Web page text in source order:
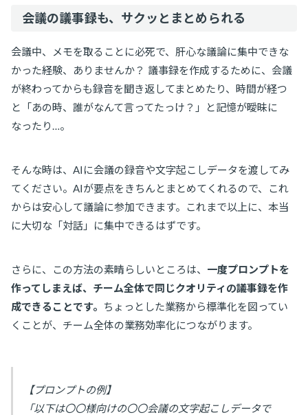
会議の議事録も、サクッとまとめられる
会議中、メモを取ることに必死で、肝心な議論に集中できな
かった経験、ありませんか？ 議事録を作成するために、会議
が終わってからも録音を聞き返してまとめたり、時間が経つ
と「あの時、誰がなんて言ってたっけ？」と記憶が曖昧に
なったり…。
そんな時は、AIに会議の録音や文字起こしデータを渡してみ
てください。AIが要点をきちんとまとめてくれるので、これ
からは安心して議論に参加できます。これまで以上に、本当
に大切な「対話」に集中できるはずです。
さらに、この方法の素晴らしいところは、 一度プロンプトを
作ってしまえば、チーム全体で同じクオリティの議事録を作
成できることです。
ちょっとした業務から標準化を図ってい
くことが、チーム全体の業務効率化につながります。
【プロンプトの例】
「以下は〇〇様向けの〇〇会議の文字起こしデータで